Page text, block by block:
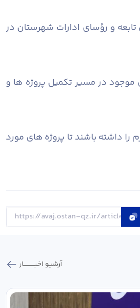
و رؤسای ادارات شهرستان در
در مسیر تکمیل پروژه ها و
داشته باشند تا پروژه های مورد
آرشیو اخبـــــــــــار